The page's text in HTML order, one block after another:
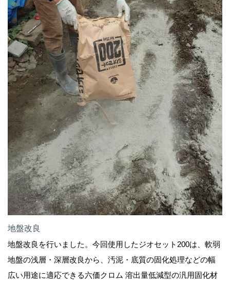
地盤改良
地盤改良を行いました。今回使用したジオセット200は、軟弱
地盤の浅層・深層改良から、汚泥・底質の固化処理などの幅
広い用途に適応できる六価クロム 溶出量低減型の汎用固化材